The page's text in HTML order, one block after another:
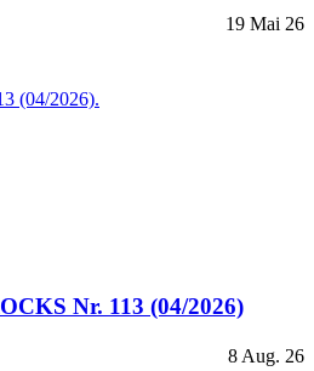
19 Mai 26
Nr. 113 (04/2026)
8 Aug. 26